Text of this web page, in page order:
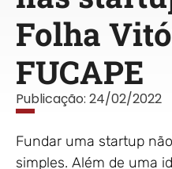
Folha
FUCAPE
Publicação: 24/02/2022
Fundar uma startup
simples. Além de uma